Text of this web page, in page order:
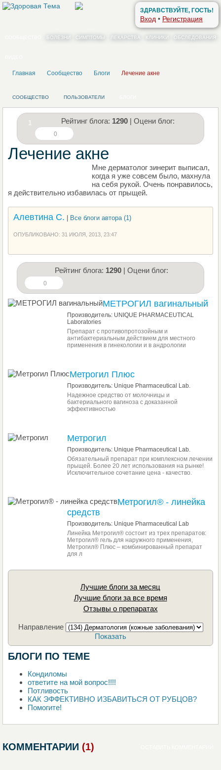
ЗДРАВСТВУЙТЕ, ГОСТЬ!
Вход • Регистрация
БОЛЕЗНИ СИМПТОМЫ ЛЕКАРСТВА КЛИНИКИ ОБСЛЕДОВАНИЯ
Главная Сообщество Блоги Лечение акне
СООБЩЕСТВО ПОЛЬЗОВАТЕЛИ
1 Рейтинг блога: 1290 | Оцени блог:
0
Лечение акне
Мне дерматолог зинерит выписал,
когда я уже совсем было, махнула
на себя рукой. Очень понравилось,
я действительно избавилась от прыщей.
Алевтина С. Все блоги автора (1)
ОПУБЛИКОВАНО: 31 ИЮЛЯ, 2013, 23:47
Рейтинг блога: 1290 | Оцени блог:
0
МЕТРОГИЛ вагинальный
Производитель: UNIQUE PHARMACEUTICAL
Laboratories
Препарат с противопротозойным и
антибактериальным действием для местного
применения в гинекологии и в андрологии
Метрогил Плюс
Производитель: Unique Pharmaceutical Lab.
Надежное средство от молочницы и
бактериального вагиноза с доказанной
эффективностью
Метрогил
Производитель: Unique Pharmaceutical Lab.
Обязательный препарат при комплексном лечении
прыщей. Более 20 лет использования на рынке!
Исключительное сочетание цена - качество.
Метрогил® - линейка
средств
Производитель: Unique Pharmaceutical Lab
Линейка Метрогил® состоит из трех препаратов:
Метрогил® гель для наружного применения,
Метрогил® Плюс – комбинированный препарат
для л
Лучшие блоги за месяц
Лучшие блоги за все время
Отзывы о препаратах
Направление
Показать
БЛОГИ ПО ТЕМЕ
Кондиломы
ответите на мой вопрос!!!!
Потливость
КАК ЭФФЕКТИВНО ИЗБАВИТЬСЯ ОТ РУБЦОВ?
Помогите!
КОММЕНТАРИИ (1)